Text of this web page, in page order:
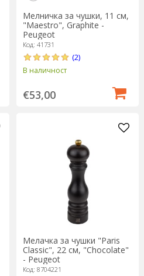
Мелничка за чушки, 11 см,
"Maestro", Graphite -
Peugeot
Код: 41731
(2)
В наличност
€53,00
Мелачка за чушки "Paris
Classic", 22 см, "Chocolate"
- Peugeot
Код: 8704221